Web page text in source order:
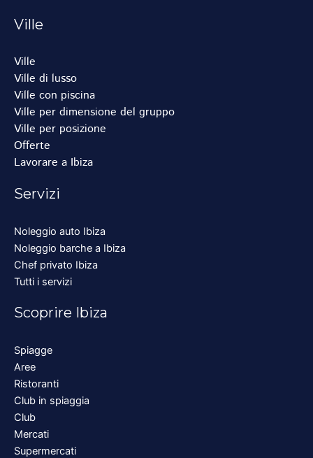
Ville
Ville
Ville di lusso
Ville con piscina
Ville per dimensione del gruppo
Ville per posizione
Offerte
Lavorare a Ibiza
Servizi
Noleggio auto Ibiza
Noleggio barche a Ibiza
Chef privato Ibiza
Tutti i servizi
Scoprire Ibiza
Spiagge
Aree
Ristoranti
Club in spiaggia
Club
Mercati
Supermercati